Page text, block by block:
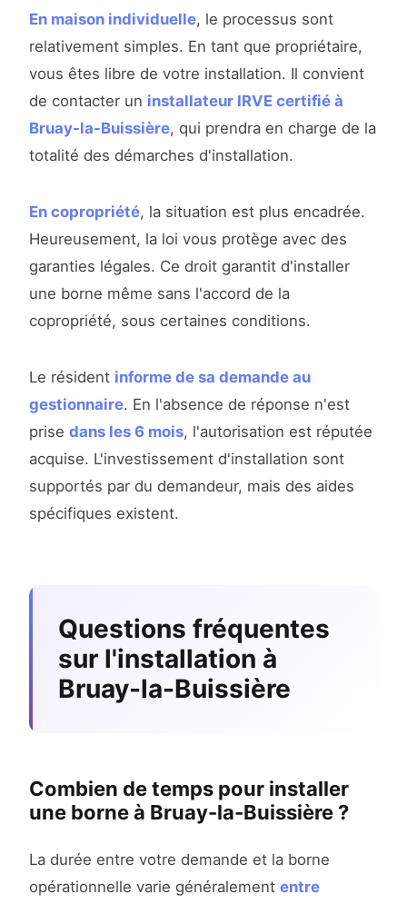
En maison individuelle, le processus sont
relativement simples. En tant que propriétaire,
vous êtes libre de votre installation. Il convient
de contacter un installateur IRVE certifié à
Bruay-la-Buissière, qui prendra en charge de la
totalité des démarches d'installation.
En copropriété, la situation est plus encadrée.
Heureusement, la loi vous protège avec des
garanties légales. Ce droit garantit d'installer
une borne même sans l'accord de la
copropriété, sous certaines conditions.
Le résident informe de sa demande au
gestionnaire. En l'absence de réponse n'est
prise dans les 6 mois, l'autorisation est réputée
acquise. L'investissement d'installation sont
supportés par du demandeur, mais des aides
spécifiques existent.
Questions fréquentes
sur l'installation à
Bruay-la-Buissière
Combien de temps pour installer
une borne à Bruay-la-Buissière ?
La durée entre votre demande et la borne
opérationnelle varie généralement entre